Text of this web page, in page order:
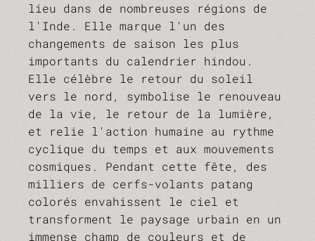
lieu dans de nombreuses régions de
l'Inde. Elle marque l'un des
changements de saison les plus
importants du calendrier hindou.
Elle célèbre le retour du soleil
vers le nord, symbolise le renouveau
de la vie, le retour de la lumière,
et relie l'action humaine au rythme
cyclique du temps et aux mouvements
cosmiques. Pendant cette fête, des
milliers de cerfs-volants patang
colorés envahissent le ciel et
transforment le paysage urbain en un
immense champ de couleurs et de